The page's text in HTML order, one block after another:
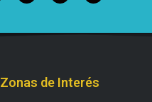
Zonas de Interés